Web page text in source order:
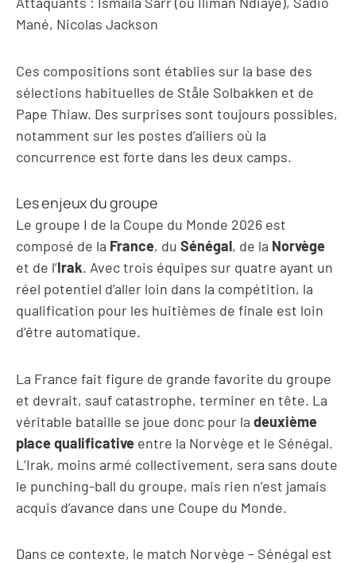
Mané, Nicolas Jackson
Ces compositions sont établies sur la base des
sélections habituelles de Ståle Solbakken et de
Pape Thiaw. Des surprises sont toujours possibles,
notamment sur les postes d’ailiers où la
concurrence est forte dans les deux camps.
Les enjeux du groupe
Le groupe I de la Coupe du Monde 2026 est
composé de la France, du Sénégal, de la Norvège
et de l’Irak. Avec trois équipes sur quatre ayant un
réel potentiel d’aller loin dans la compétition, la
qualification pour les huitièmes de finale est loin
d’être automatique.
La France fait figure de grande favorite du groupe
et devrait, sauf catastrophe, terminer en tête. La
véritable bataille se joue donc pour la deuxième
place qualificative entre la Norvège et le Sénégal.
L’Irak, moins armé collectivement, sera sans doute
le punching-ball du groupe, mais rien n’est jamais
acquis d’avance dans une Coupe du Monde.
Dans ce contexte, le match Norvège – Sénégal est